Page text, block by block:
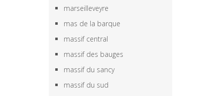
marseilleveyre
mas de la barque
massif central
massif des bauges
massif du sancy
massif du sud